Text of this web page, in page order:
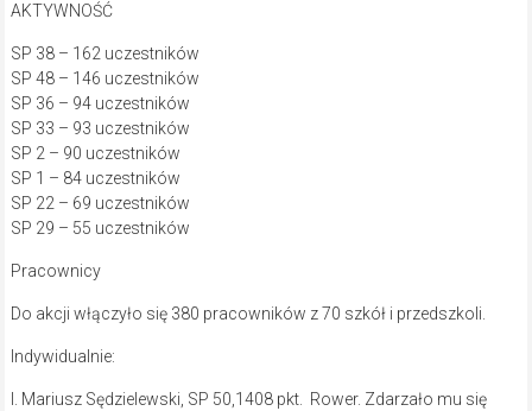
AKTYWNOŚĆ
SP 38 – 162 uczestników
SP 48 – 146 uczestników
SP 36 – 94 uczestników
SP 33 – 93 uczestników
SP 2 – 90 uczestników
SP 1 – 84 uczestników
SP 22 – 69 uczestników
SP 29 – 55 uczestników
Pracownicy
Do akcji włączyło się 380 pracowników z 70 szkół i przedszkoli.
Indywidualnie:
I. Mariusz Sędzielewski, SP 50,1408 pkt. Rower. Zdarzało mu się